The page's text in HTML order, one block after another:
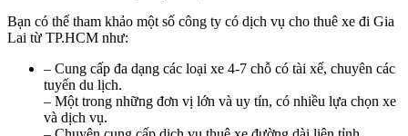
Bạn có thể tham khảo một số công ty có dịch vụ cho thuê xe đi Gia
Lai từ TP.HCM như:
– Cung cấp đa dạng các loại xe 4-7 chỗ có tài xế, chuyên các
tuyến du lịch.
– Một trong những đơn vị lớn và uy tín, có nhiều lựa chọn xe
và dịch vụ.